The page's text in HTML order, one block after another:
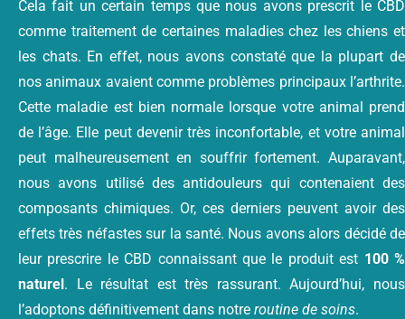
Cela fait un certain temps que nous avons prescrit le CBD
comme traitement de certaines maladies chez les chiens et
les chats. En effet, nous avons constaté que la plupart de
nos animaux avaient comme problèmes principaux l’arthrite.
Cette maladie est bien normale lorsque votre animal prend
de l’âge. Elle peut devenir très inconfortable, et votre animal
peut malheureusement en souffrir fortement. Auparavant,
nous avons utilisé des antidouleurs qui contenaient des
composants chimiques. Or, ces derniers peuvent avoir des
effets très néfastes sur la santé. Nous avons alors décidé de
leur prescrire le CBD connaissant que le produit est 100 %
naturel. Le résultat est très rassurant. Aujourd’hui, nous
l’adoptons définitivement dans notre routine de soins.